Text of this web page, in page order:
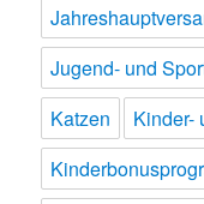
Jugend- und
Katzen
Kinder-